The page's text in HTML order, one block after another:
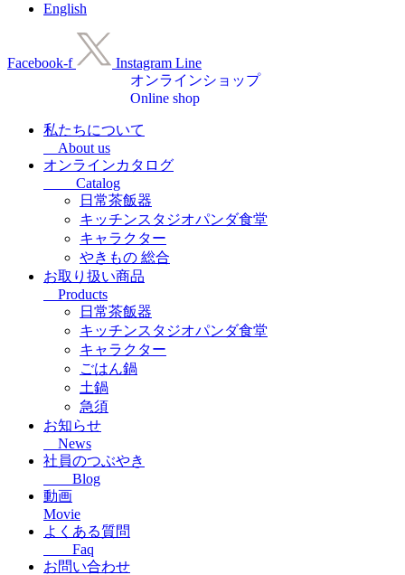
ス
English
Facebook-f Instagram Line
オンラインショップ
Online shop
私たちについて
About us
オンラインカタログ
Catalog
日常茶飯器
キッチンスタジオパンダ食堂
キャラクター
やきもの 総合
お取り扱い商品
Products
日常茶飯器
キッチンスタジオパンダ食堂
キャラクター
ごはん鍋
土鍋
急須
お知らせ
News
社員のつぶやき
Blog
動画
Movie
よくある質問
Faq
お問い合わせ